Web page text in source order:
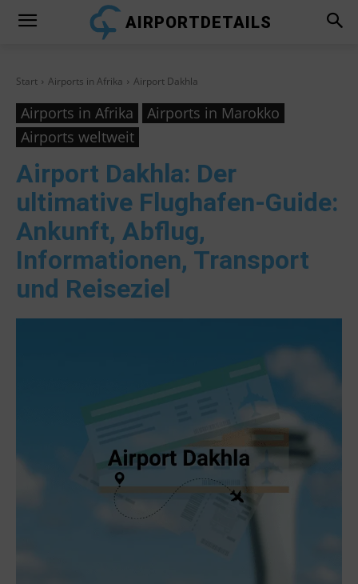
AIRPORTDETAILS
Start Airports in Afrika Airport Dakhla
Airports in Afrika
Airports in Marokko
Airports weltweit
Airport Dakhla: Der
ultimative Flughafen-Guide:
Ankunft, Abflug,
Informationen, Transport
und Reiseziel